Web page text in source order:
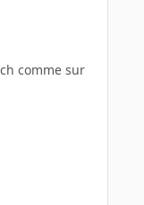
comme sur